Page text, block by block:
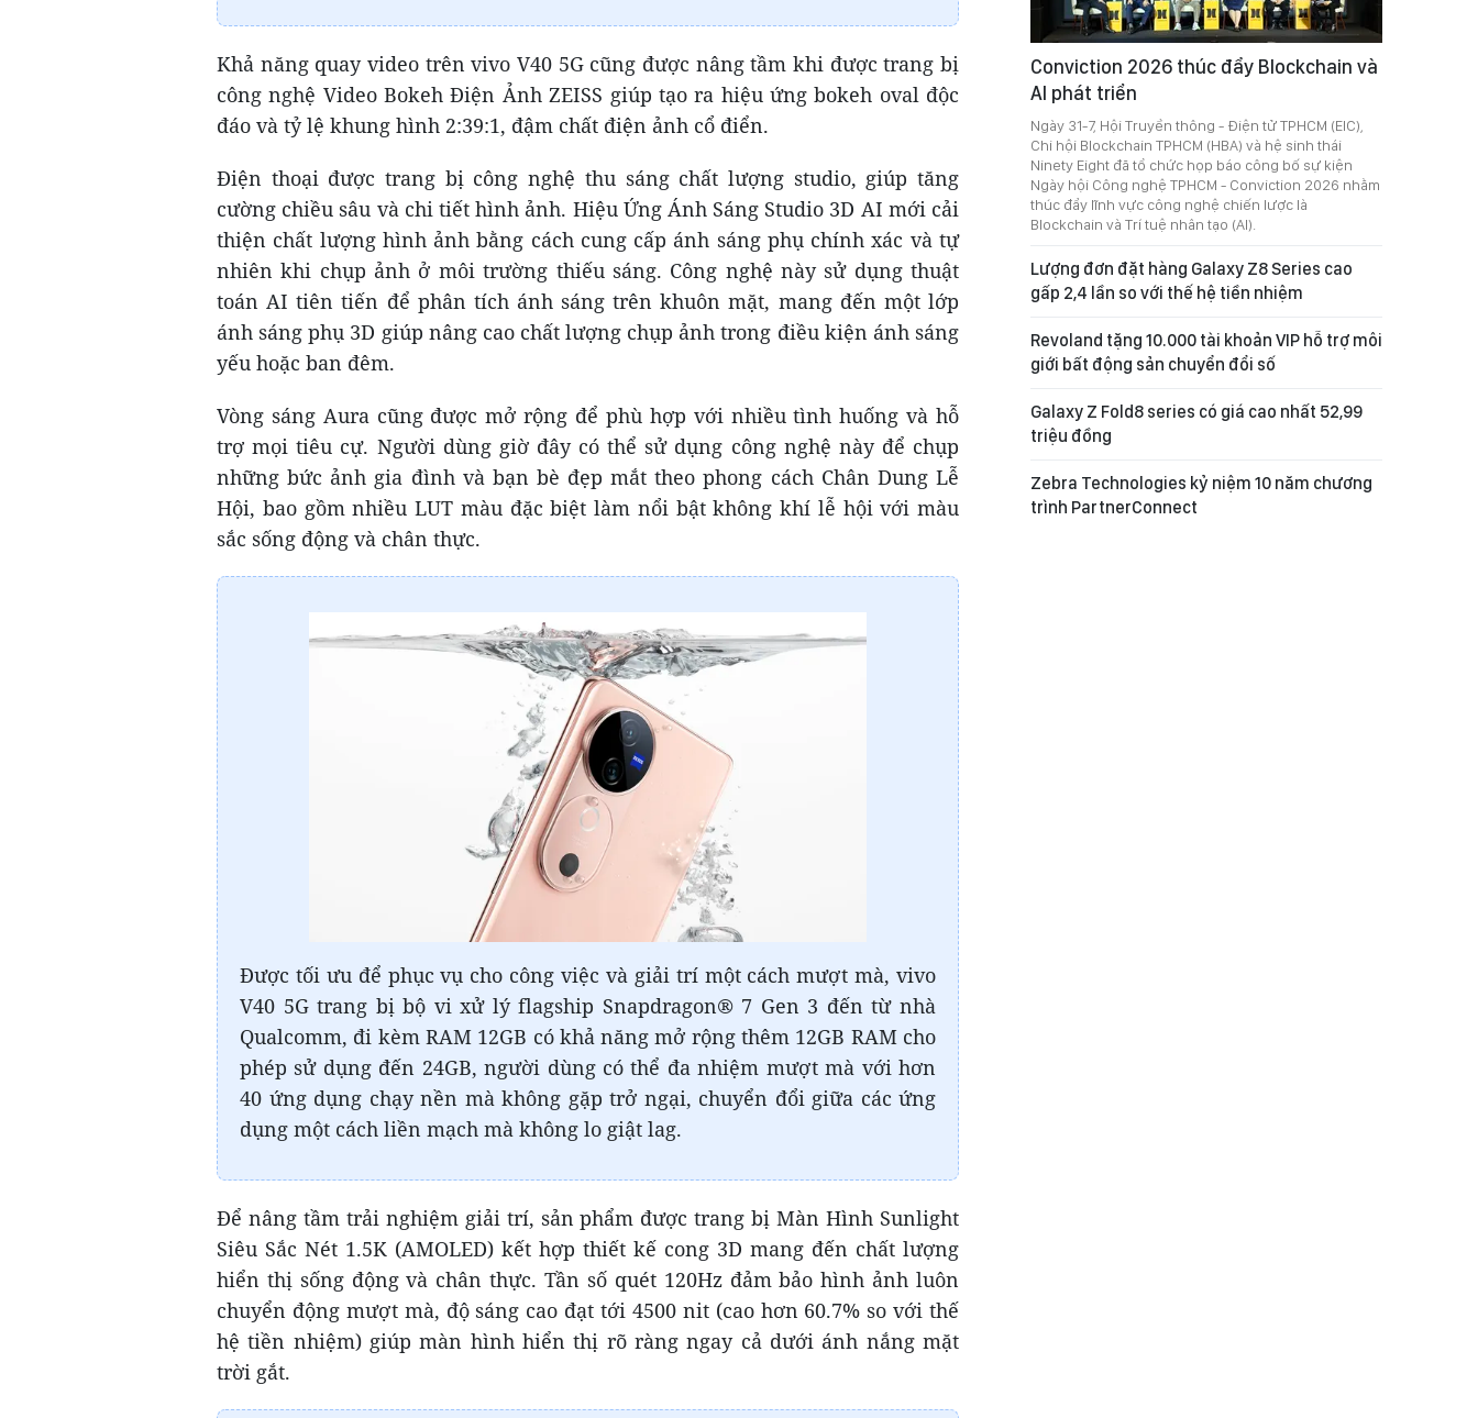
Khả năng quay video trên vivo V40 5G cũng được nâng tầm khi được trang bị
công nghệ Video Bokeh Điện Ảnh ZEISS giúp tạo ra hiệu ứng bokeh oval độc
đáo và tỷ lệ khung hình 2:39:1, đậm chất điện ảnh cổ điển.
Điện thoại được trang bị công nghệ thu sáng chất lượng studio, giúp tăng
cường chiều sâu và chi tiết hình ảnh. Hiệu Ứng Ánh Sáng Studio 3D AI mới cải
thiện chất lượng hình ảnh bằng cách cung cấp ánh sáng phụ chính xác và tự
nhiên khi chụp ảnh ở môi trường thiếu sáng. Công nghệ này sử dụng thuật
toán AI tiên tiến để phân tích ánh sáng trên khuôn mặt, mang đến một lớp
ánh sáng phụ 3D giúp nâng cao chất lượng chụp ảnh trong điều kiện ánh sáng
yếu hoặc ban đêm.
Vòng sáng Aura cũng được mở rộng để phù hợp với nhiều tình huống và hỗ
trợ mọi tiêu cự. Người dùng giờ đây có thể sử dụng công nghệ này để chụp
những bức ảnh gia đình và bạn bè đẹp mắt theo phong cách Chân Dung Lễ
Hội, bao gồm nhiều LUT màu đặc biệt làm nổi bật không khí lễ hội với màu
sắc sống động và chân thực.
Được tối ưu để phục vụ cho công việc và giải trí một cách mượt mà, vivo
V40 5G trang bị bộ vi xử lý flagship Snapdragon® 7 Gen 3 đến từ nhà
Qualcomm, đi kèm RAM 12GB có khả năng mở rộng thêm 12GB RAM cho
phép sử dụng đến 24GB, người dùng có thể đa nhiệm mượt mà với hơn
40 ứng dụng chạy nền mà không gặp trở ngại, chuyển đổi giữa các ứng
dụng một cách liền mạch mà không lo giật lag.
Để nâng tầm trải nghiệm giải trí, sản phẩm được trang bị Màn Hình Sunlight
Siêu Sắc Nét 1.5K (AMOLED) kết hợp thiết kế cong 3D mang đến chất lượng
hiển thị sống động và chân thực. Tần số quét 120Hz đảm bảo hình ảnh luôn
chuyển động mượt mà, độ sáng cao đạt tới 4500 nit (cao hơn 60.7% so với thế
hệ tiền nhiệm) giúp màn hình hiển thị rõ ràng ngay cả dưới ánh nắng mặt
trời gắt.
Conviction 2026 thúc đẩy Blockchain và
AI phát triển
Ngày 31-7, Hội Truyền thông - Điện tử TPHCM (EIC),
Chi hội Blockchain TPHCM (HBA) và hệ sinh thái
Ninety Eight đã tổ chức họp báo công bố sự kiện
Ngày hội Công nghệ TPHCM - Conviction 2026 nhằm
thúc đẩy lĩnh vực công nghệ chiến lược là
Blockchain và Trí tuệ nhân tạo (AI).
Lượng đơn đặt hàng Galaxy Z8 Series cao
gấp 2,4 lần so với thế hệ tiền nhiệm
Revoland tặng 10.000 tài khoản VIP hỗ trợ môi
giới bất động sản chuyển đổi số
Galaxy Z Fold8 series có giá cao nhất 52,99
triệu đồng
Zebra Technologies kỷ niệm 10 năm chương
trình PartnerConnect